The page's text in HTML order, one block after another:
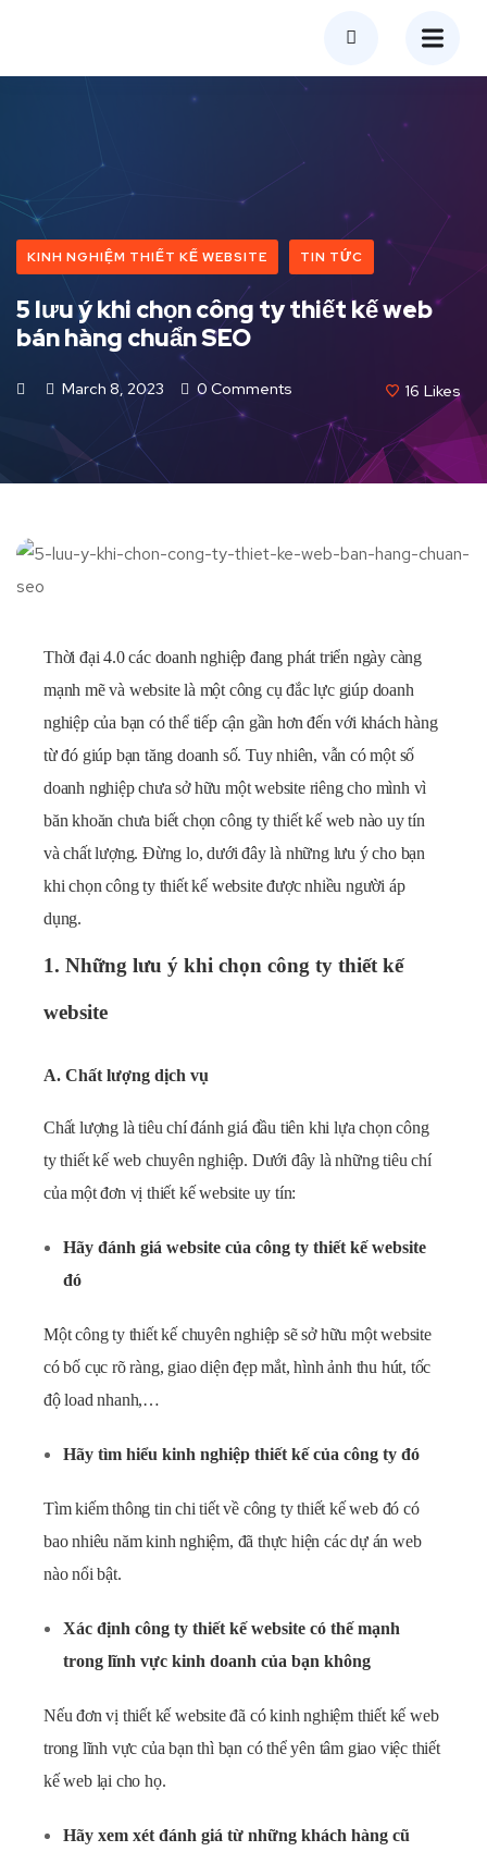
KINH NGHIỆM THIẾT KẾ WEBSITE TIN TỨC
5 lưu ý khi chọn công ty thiết kế web
bán hàng chuẩn SEO
March 8, 2023 0 Comments 16 Likes
Thời đại 4.0 các doanh nghiệp đang phát triển ngày càng
mạnh mẽ và websitelà một công cụ đắc lực giúp doanh
nghiệp của bạn có thể tiếp cận gần hơn đến với khách hàng
từ đó giúp bạn tăng doanh số. Tuy nhiên, vẫn có một số
doanh nghiệp chưa sở hữu một website riêng cho mình vì
băn khoăn chưa biết chọn công ty thiết kế web nào uy tín
và chất lượng. Đừng lo, dưới đây là những lưu ý cho bạn
khi chọn công ty thiết kế website được nhiều người áp
dụng.
1. Những lưu ý khi chọn công ty thiết kế
website
A. Chất lượng dịch vụ
Chất lượng là tiêu chí đánh giá đầu tiên khi lựa chọn công
ty thiết kế web chuyên nghiệp. Dưới đây là những tiêu chí
của một đơn vị thiết kế website uy tín:
Hãy đánh giá website của công ty thiết kế website
đó
Một công ty thiết kế chuyên nghiệp sẽ sở hữu một website
có bố cục rõ ràng, giao diện đẹp mắt, hình ảnh thu hút, tốc
độ load nhanh,…
Hãy tìm hiểu kinh nghiệp thiết kế của công ty đó
Tìm kiếm thông tin chi tiết về công ty thiết kế web đó có
bao nhiêu năm kinh nghiệm, đã thực hiện các dự án web
nào nổi bật.
Xác định công ty thiết kế website có thế mạnh
trong lĩnh vực kinh doanh của bạn không
Nếu đơn vị thiết kế website đã có kinh nghiệm thiết kế web
trong lĩnh vực của bạn thì bạn có thể yên tâm giao việc thiết
kế web lại cho họ.
Hãy xem xét đánh giá từ những khách hàng cũ